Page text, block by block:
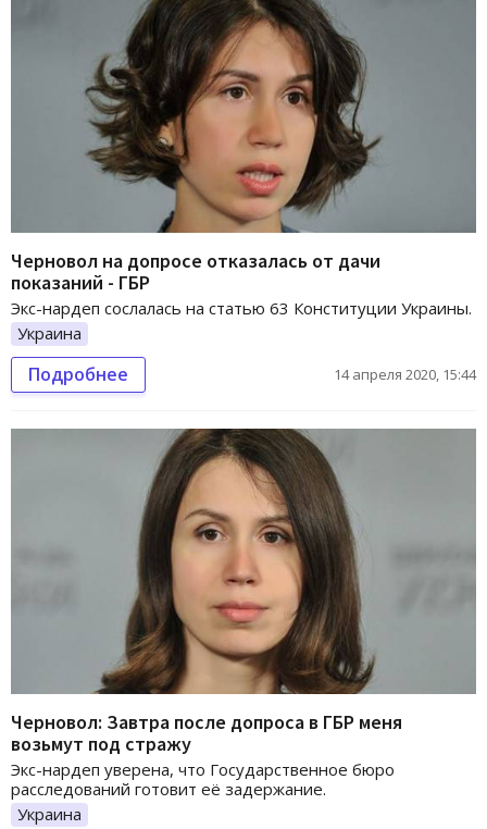
Черновол на допросе отказалась от дачи
показаний - ГБР
Экс-нардеп сослалась на статью 63 Конституции Украины.
Украина
Подробнее 14 апреля 2020, 15:44
Черновол: Завтра после допроса в ГБР меня
возьмут под стражу
Экс-нардеп уверена, что Государственное бюро
расследований готовит её задержание.
Украина